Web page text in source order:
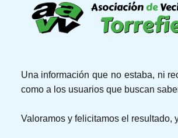
Una información que no estaba, ni
como a los usuarios que buscan
Valoramos y felicitamos el resultado,